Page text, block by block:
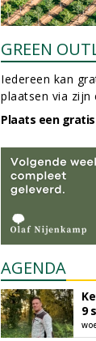
GREEN
Iedereen kan
plaatsen via zijn
Plaats een
AGENDA
9